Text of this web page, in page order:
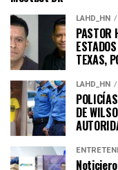
LAHD_HN
PASTOR
TEXAS,
LAHD_HN
DE